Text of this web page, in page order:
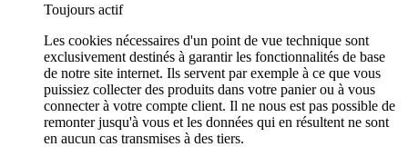
Toujours actif
Les cookies nécessaires d'un point de vue technique sont
exclusivement destinés à garantir les fonctionnalités de base
de notre site internet. Ils servent par exemple à ce que vous
puissiez collecter des produits dans votre panier ou à vous
connecter à votre compte client. Il ne nous est pas possible de
remonter jusqu'à vous et les données qui en résultent ne sont
en aucun cas transmises à des tiers.